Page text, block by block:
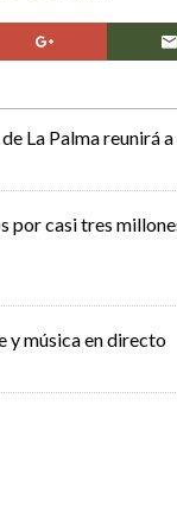
La Palma reunirá
por casi tres
y música en directo